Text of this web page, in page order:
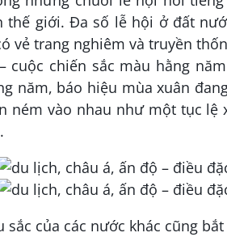
thế giới. Đa số lễ hội ở đất
vẻ trang nghiêm và truyền
cuộc chiến sắc màu hằng
năm, báo hiệu mùa xuân
ném vào nhau như một tục
sắc của các nước khác cũng